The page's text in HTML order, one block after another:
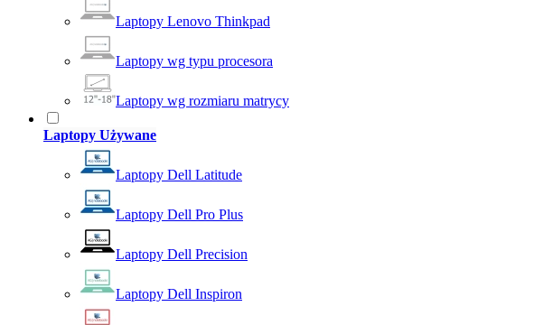
Laptopy Lenovo Thinkpad
Laptopy wg typu procesora
Laptopy wg rozmiaru matrycy
Laptopy Używane
Laptopy Dell Latitude
Laptopy Dell Pro Plus
Laptopy Dell Precision
Laptopy Dell Inspiron